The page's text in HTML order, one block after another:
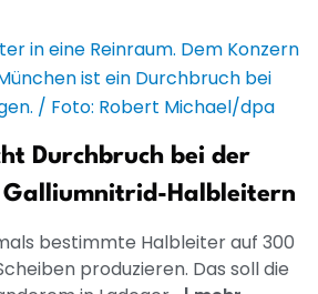
Durchbruch bei der
Galliumnitrid-Halbleitern
bestimmte Halbleiter auf 300
produzieren. Das soll die